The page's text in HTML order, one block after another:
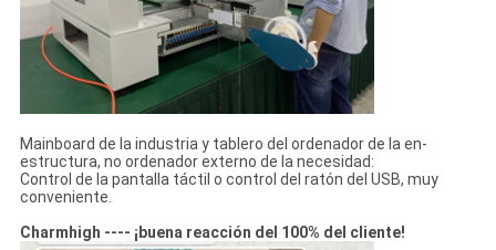
Mainboard de la industria y tablero del ordenador de la en-
estructura, no ordenador externo de la necesidad:
Control de la pantalla táctil o control del ratón del USB, muy
conveniente.
Charmhigh ---- ¡buena reacción del 100% del cliente!